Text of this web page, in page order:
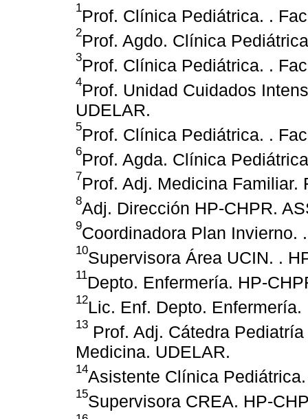
1Prof. Clínica Pediátrica. .
2Prof. Agdo. Clínica
3Prof. Clínica Pediátrica. .
4Prof. Unidad Cuidados
UDELAR.
5Prof. Clínica Pediátrica. .
6Prof. Agda. Clínica
7Prof. Adj. Medicina
8Adj. Dirección HP-CHPR.
9Coordinadora Plan Invierno.
10Supervisora Área UCIN. .
11Depto. Enfermería. HP-
12Lic. Enf. Depto.
13 Prof. Adj. Cátedra
Medicina. UDELAR.
14Asistente Clínica
15Supervisora CREA. HP-